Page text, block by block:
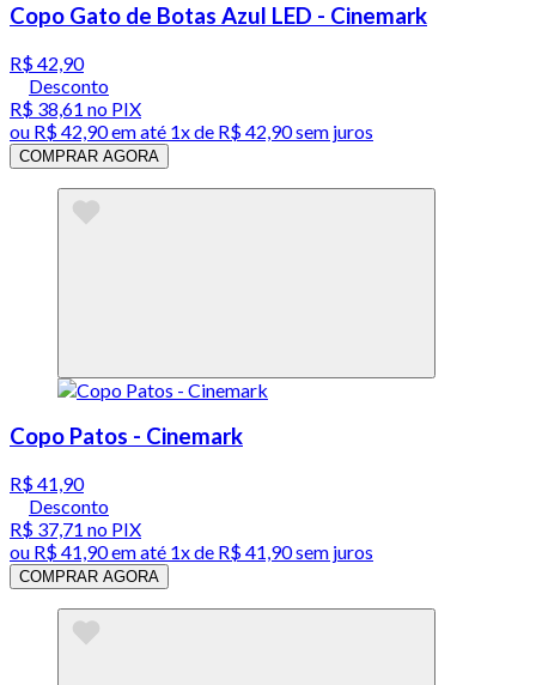
Copo Gato de Botas Azul LED - Cinemark
R$ 42,90
Desconto
R$ 38,61 no PIX
ou R$ 42,90em até 1x de R$ 42,90sem juros
COMPRAR AGORA
Copo Patos - Cinemark
R$ 41,90
Desconto
R$ 37,71 no PIX
ou R$ 41,90em até 1x de R$ 41,90sem juros
COMPRAR AGORA